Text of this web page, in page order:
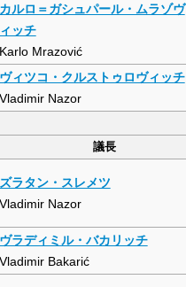
カルロ＝ガシュパール・ムラゾヴ
ィッチ
Karlo Mrazović
ヴィツコ・クルストゥロヴィッチ
Vladimir Nazor
議長
ズラタン・スレメツ
Vladimir Nazor
ヴラディミル・バカリッチ
Vladimir Bakarić